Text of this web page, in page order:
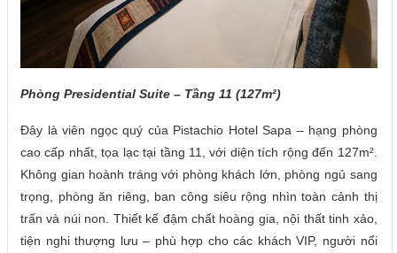
Phòng Presidential Suite – Tầng 11 (127m²)
Đây là viên ngọc quý của Pistachio Hotel Sapa – hạng phòng
cao cấp nhất, tọa lạc tại tầng 11, với diện tích rộng đến 127m².
Không gian hoành tráng với phòng khách lớn, phòng ngủ sang
trọng, phòng ăn riêng, ban công siêu rộng nhìn toàn cảnh thị
trấn và núi non. Thiết kế đậm chất hoàng gia, nội thất tinh xảo,
tiện nghi thượng lưu – phù hợp cho các khách VIP, người nổi